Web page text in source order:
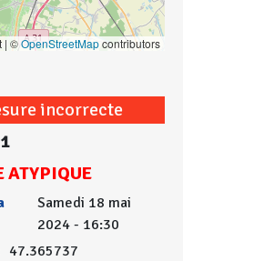
| ©OpenStreetMapcontributors
incorrecte
ATYPIQUE
Samedi 18 mai
2024 - 16:30
47.365737